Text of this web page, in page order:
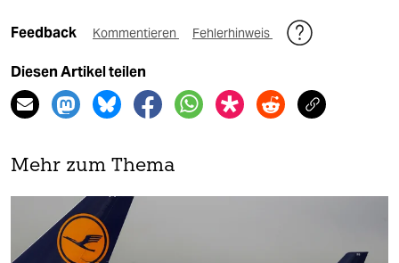
Feedback Kommentieren Fehlerhinweis
Diesen Artikel teilen
Mehr zum Thema